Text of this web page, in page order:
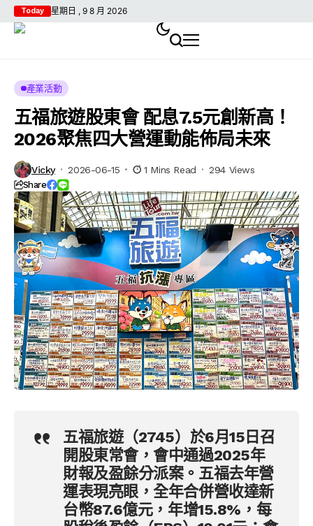
Today 星期日 , 9 8 月 2026
產業活動
五福旅遊股東會 配息7.5元創新高！
2026聚焦四大營運動能佈局未來
Vicky 2026-06-15 1 Mins Read 294 Views
Share
五福旅遊（2745）於6月15日召
開股東常會，會中通過2025年
財報及盈餘分派案。五福去年營
運表現亮眼，全年合併營收達新
台幣87.6億元，年增15.8%，每